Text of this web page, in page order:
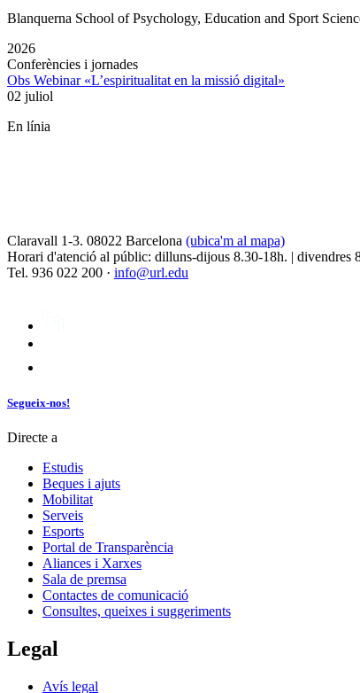
Blanquerna School of Psychology, Education and Sport
2026
Conferències i jornades
Obs Webinar «L’espiritualitat en la missió digital»
02 juliol
En línia
Claravall 1-3. 08022 Barcelona (ubica'm al mapa)
Horari d'atenció al públic: dilluns-dijous 8.30-18h. | divendres
Tel. 936 022 200 · info@url.edu
Segueix-nos!
Directe a
Estudis
Beques i ajuts
Mobilitat
Serveis
Esports
Portal de Transparència
Aliances i Xarxes
Sala de premsa
Contactes de comunicació
Consultes, queixes i suggeriments
Legal
Avís legal